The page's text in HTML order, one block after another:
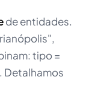
de entidades.
tipo =
Detalhamos